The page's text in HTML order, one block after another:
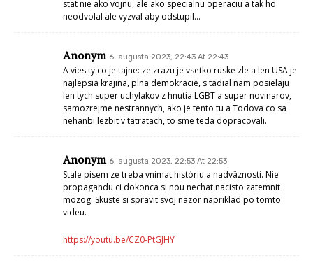
stat nie ako vojnu, ale ako specialnu operaciu a tak ho
neodvolal ale vyzval aby odstupil…
Anonym 6. augusta 2023, 22:43 At 22:43
A vies ty co je tajne: ze zrazu je vsetko ruske zle a len USA je
najlepsia krajina, plna demokracie, s tadial nam posielaju
len tych super uchylakov z hnutia LGBT a super novinarov,
samozrejme nestrannych, ako je tento tu a Todova co sa
nehanbi lezbit v tatratach, to sme teda dopracovali.
Anonym 6. augusta 2023, 22:53 At 22:53
Stale pisem ze treba vnimat históriu a nadväznosti. Nie
propagandu ci dokonca si nou nechat nacisto zatemnit
mozog. Skuste si spravit svoj nazor napriklad po tomto
videu.
https://youtu.be/CZ0-PtGJHY